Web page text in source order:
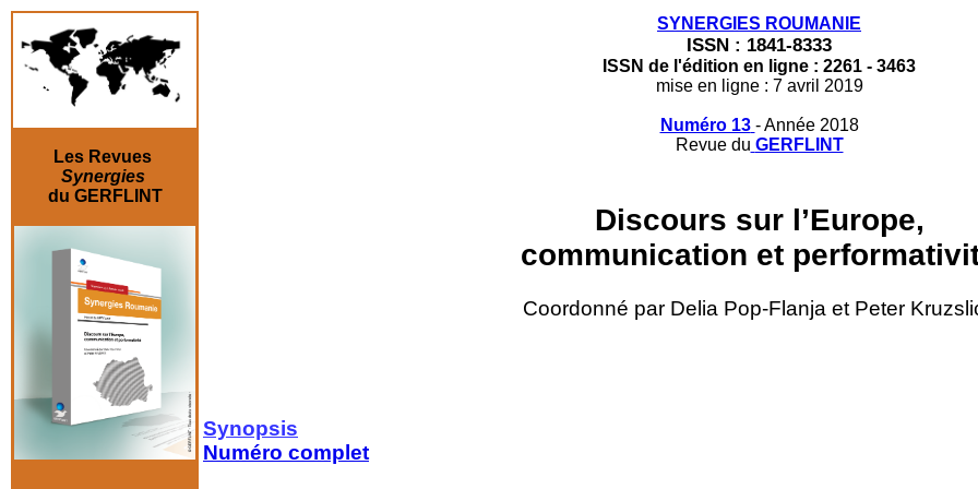
Les Revues
Synergies
du GERFLINT
SYNERGIES ROUMANIE
ISSN : 1841-8333
ISSN de l'édition en ligne : 2261 - 3463
mise en ligne : 7 avril 2019
Numéro 13 - Année 2018
Revue du GERFLINT
Discours sur l’Europe,
communication et
Coordonné par Delia Pop-Flanja et Peter
Synopsis
Numéro complet